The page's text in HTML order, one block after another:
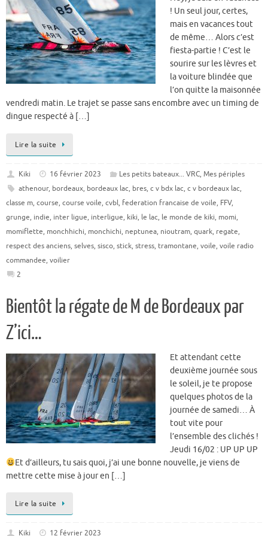
! Un seul jour, certes,
mais en vacances tout
de même… Alors c’est
fiesta-partie ! C’est le
sourire sur les lèvres et
la voiture blindée que
l’on quitte la maisonnée
vendredi matin. Le trajet se passe sans encombre avec un timing de
dingue respecté à […]
Lire la suite
Kiki 16 février 2023 Les petits bateaux... VRC, Mes périples
athenour, bordeaux, bordeaux lac, bres, c v bdx lac, c v bordeaux lac,
classe m, course, course voile, cvbl, federation francaise de voile, FFV,
grunge, indie, inter ligue, interligue, kiki, le lac, le monde de kiki, momi,
momiflette, monchhichi, monchichi, neptunea, nioutram, quark, regate,
respect des anciens, selves, sisco, stick, stress, tramontane, voile, voile radio
commandee, voilier
2
Bientôt la régate de M de Bordeaux par
Z’ici…
Et attendant cette
deuxième journée sous
le soleil, je te propose
quelques photos de la
journée de samedi… À
tout vite pour
l’ensemble des clichés !
Jeudi 16/02 : UP UP UP
Et d’ailleurs, tu sais quoi, j’ai une bonne nouvelle, je viens de
mettre cette mise à jour en […]
Lire la suite
Kiki 12 février 2023